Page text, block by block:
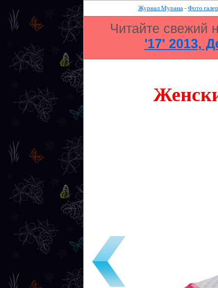
Журнал Мурана- Фото
Читайте свежий
'17' 2013,